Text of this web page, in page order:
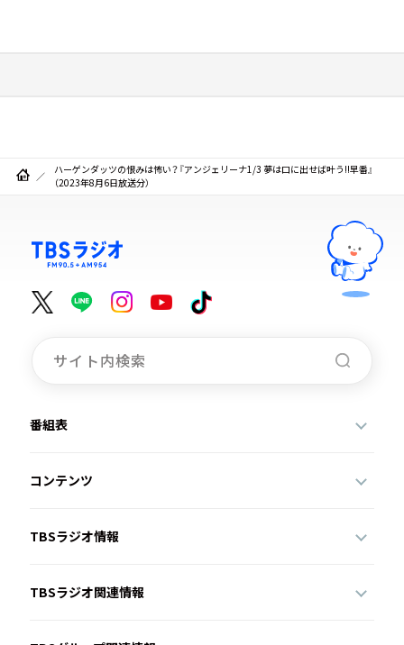
ハーゲンダッツの恨みは怖い？『アンジェリーナ1/3 夢は口に出せば叶う!!早番』
（2023年8月6日放送分）
番組表
コンテンツ
TBSラジオ情報
TBSラジオ関連情報